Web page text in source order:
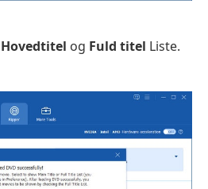
Hovedtitel og Fuld titel Liste.